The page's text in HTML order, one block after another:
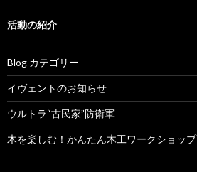
活動の紹介
Blog カテゴリー
イヴェントのお知らせ
ウルトラ“古民家”防衛軍
木を楽しむ！かんたん木工ワークショップ